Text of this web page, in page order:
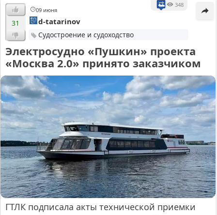
09 июня
348
31 d-tatarinov
Судостроение и судоходство
Электросудно «Пушкин» проекта
«Москва 2.0» принято заказчиком
ГТЛК подписала акты технической приемки